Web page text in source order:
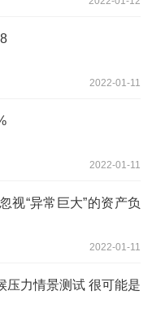
2022-01-11
2022-01-11
视“异常巨大”的资产负
2022-01-11
压力情景测试 很可能是